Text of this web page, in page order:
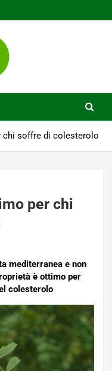
chi soffre di colesterolo
per chi
mediterranea e non
è ottimo per
colesterolo